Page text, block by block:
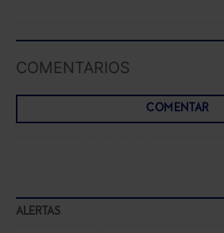
COMENTARIOS
COMENTAR
ALERTAS